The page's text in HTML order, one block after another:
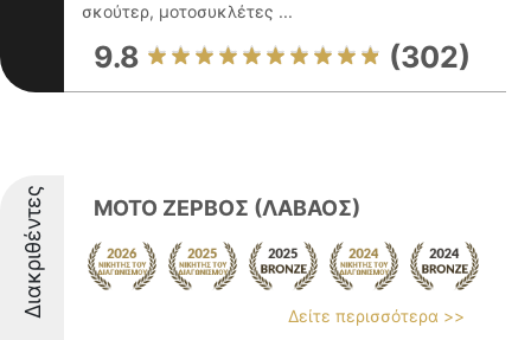
σκούτερ, μοτοσυκλέτες ...
9.8 (302)
Διακριθέντες ΜΟΤΟ ΖΕΡΒΟΣ (ΛΑΒΑΟΣ)
Δείτε περισσότερα >>